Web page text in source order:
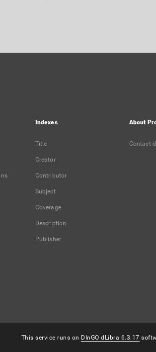
Indexes
Title
Creator
Contributor
Subject
Coverage
Description
Publisher
About
Contact
This service runs on DInGO dLibra 6.3.17